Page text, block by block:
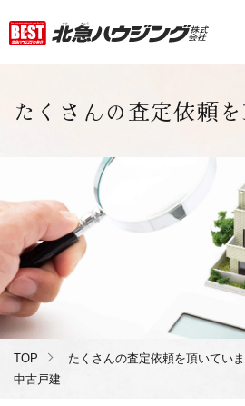
たくさんの査定依頼
TOP たくさんの査定依頼を頂いてい
中古戸建